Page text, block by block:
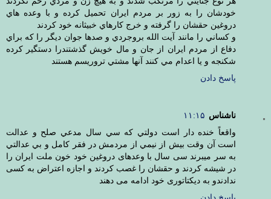
خودشان را به زور بر مردم ايران تحميل کرده و با وعده هاي
دروغين حقشان را گرفته و خرج کارهاي خبيثانه خود کردند
و کساني را مانند آيت الله بروجردي و صدها جوان ديگر را که براي
دفاع از مردم ايران از جان و مال خويش گذشتندرا دستگير کرده
شکنجه و يا اعدام مي کنند آنها مشتي تروريسم هستند
پاسخ دادن
ناشناس ۱۱:۱۵
واقعاً خنده دار است دولتي که سي سال مدعي صلح و عدالت
است آن وقت بيش از نيمي از مردمش در فقر کامل و بي عدالتي
به سر ميبرند سی سال با وعدهای دروغین خود خون ملت ایران را
در شیشه کردند و حقشان را غصب کردند و اجازه اعتراض به کسی
ندادندو به دیکتاتوری خود ادامه می دهند